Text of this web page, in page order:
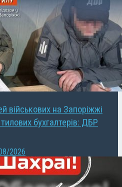
військових на Запоріжжі
бухгалтерів: ДБР
2026